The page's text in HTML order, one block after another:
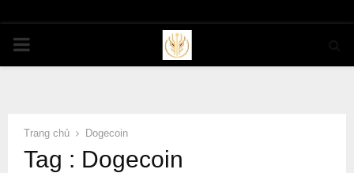
PRIMARY
Trang chủ Dogecoin
Tag : Dogecoin